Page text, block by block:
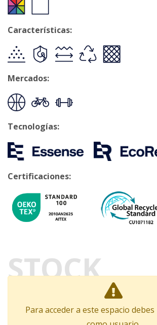
Características:
Mercados:
Tecnologías:
Certificaciones:
STOCK
Para acceder a este espacio